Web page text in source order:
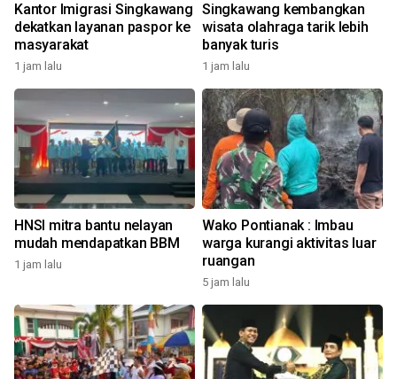
Kantor Imigrasi Singkawang
dekatkan layanan paspor ke
masyarakat
1 jam lalu
Singkawang kembangkan
wisata olahraga tarik lebih
banyak turis
1 jam lalu
HNSI mitra bantu nelayan
mudah mendapatkan BBM
1 jam lalu
Wako Pontianak : Imbau
warga kurangi aktivitas luar
ruangan
5 jam lalu